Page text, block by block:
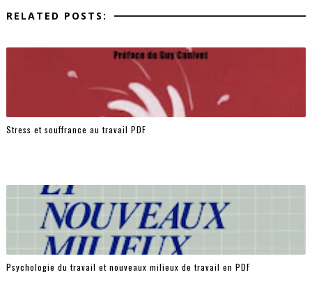
RELATED POSTS:
Stress et souffrance au travail PDF
Psychologie du travail et nouveaux milieux de travail en PDF